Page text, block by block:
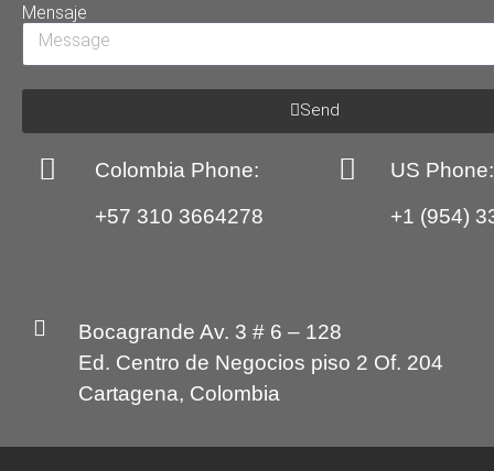
Mensaje
Send
Colombia Phone:
+57 310 3664278
US Phone:
+1 (954)
Bocagrande Av. 3 # 6 – 128
Ed. Centro de Negocios piso 2 Of. 204
Cartagena, Colombia